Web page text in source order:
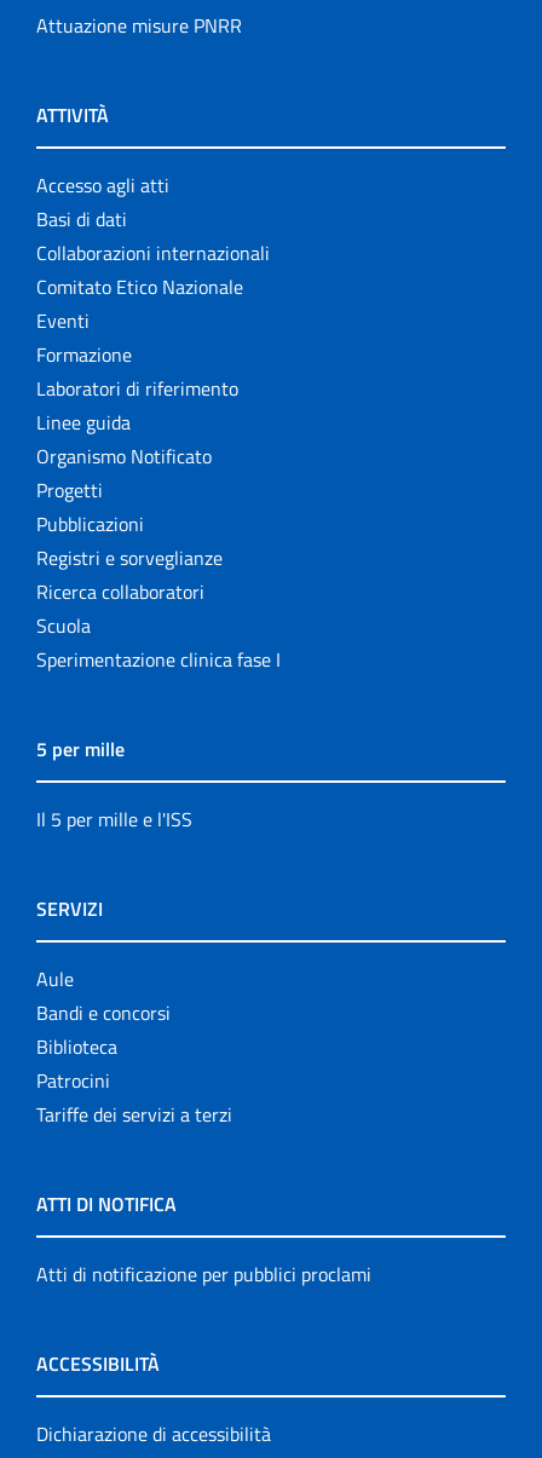
Attuazione misure PNRR
ATTIVITÀ
Accesso agli atti
Basi di dati
Collaborazioni internazionali
Comitato Etico Nazionale
Eventi
Formazione
Laboratori di riferimento
Linee guida
Organismo Notificato
Progetti
Pubblicazioni
Registri e sorveglianze
Ricerca collaboratori
Scuola
Sperimentazione clinica fase I
5 per mille
Il 5 per mille e l'ISS
SERVIZI
Aule
Bandi e concorsi
Biblioteca
Patrocini
Tariffe dei servizi a terzi
ATTI DI NOTIFICA
Atti di notificazione per pubblici proclami
ACCESSIBILITÀ
Dichiarazione di accessibilità